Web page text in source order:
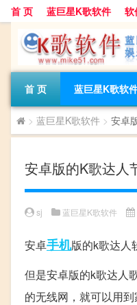
首 页 蓝巨星K歌软件 软
首 页 蓝巨星K歌软
> 蓝巨星K歌软件 > 安卓
安卓版的K歌达人
sj 蓝巨星K歌软件
安卓手机版的k歌达人
但是安卓版的k歌达人
的无线网，就可以用